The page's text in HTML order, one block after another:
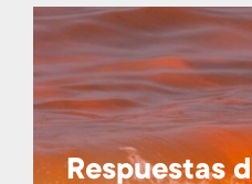
Respuestas